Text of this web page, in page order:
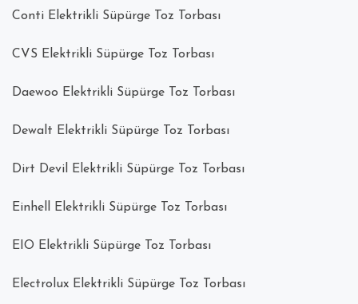
Conti Elektrikli Süpürge Toz Torbası
CVS Elektrikli Süpürge Toz Torbası
Daewoo Elektrikli Süpürge Toz Torbası
Dewalt Elektrikli Süpürge Toz Torbası
Dirt Devil Elektrikli Süpürge Toz Torbası
Einhell Elektrikli Süpürge Toz Torbası
EIO Elektrikli Süpürge Toz Torbası
Electrolux Elektrikli Süpürge Toz Torbası